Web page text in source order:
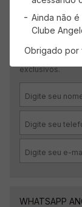
Receba
exclusivos.
WHATSAPP
Ainda não
Clube
Obrigado por